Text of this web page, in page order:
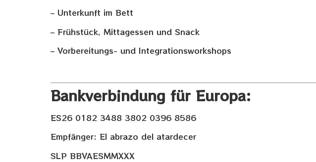
– Unterkunft im Bett
– Frühstück, Mittagessen und Snack
– Vorbereitungs- und Integrationsworkshops
Bankverbindung für Europa:
ES26 0182 3488 3802 0396 8586
Empfänger: El abrazo del atardecer
SLP BBVAESMMXXX